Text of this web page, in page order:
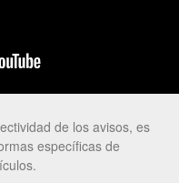
de los avisos, es
específicas de